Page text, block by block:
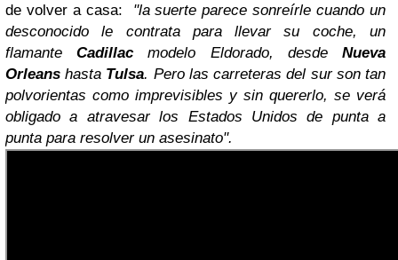
de volver a casa: "la suerte parece sonreírle cuando un
desconocido le contrata para llevar su coche, un
flamanteCadillac modelo Eldorado, desdeNueva
Orleans hasta Tulsa. Pero las carreteras del sur son tan
polvorientas como imprevisibles y sin quererlo, se verá
obligado a atravesar los Estados Unidos de punta a
punta para resolver un asesinato".